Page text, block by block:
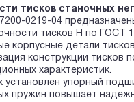
тисков станочных
0219-04
тисков Н по ГОСТ
детали тисков
конструкции тисков
характеристик.
упорный
пружин повышает